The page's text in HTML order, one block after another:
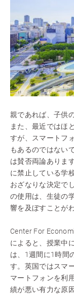
親であれば、子供
また、最近ではほ
すが、スマートフ
もあるのではない
は賛否両論ありま
に禁止している学
おざなりな決定で
の使用は、生徒の
響を及ぼすことが
Center For
によると、授業中
は、1週間に1時間
す。英国ではスマ
マートフォンを利
績が悪い有力な原